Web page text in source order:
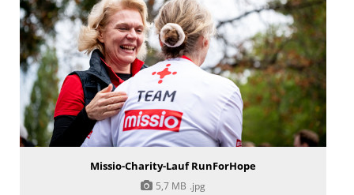
Missio-Charity-Lauf RunForHope
5,7 MB .jpg